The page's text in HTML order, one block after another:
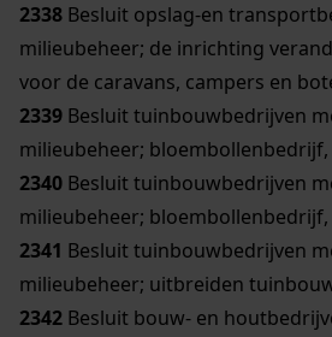
2338 Besluit opslag-en
milieubeheer; de inrichting
voor de caravans, campers en
2339 Besluit tuinbouwbedrijven
milieubeheer; bloembollenbedrijf,
2340 Besluit tuinbouwbedrijven
milieubeheer; bloembollenbedrijf,
2341 Besluit tuinbouwbedrijven
milieubeheer; uitbreiden
2342 Besluit bouw- en